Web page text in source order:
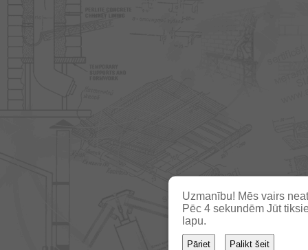
Uzmanību! Mēs vairs
Pēc 2 sekundēm Jūt
lapu.
Pāriet Palikt šeit